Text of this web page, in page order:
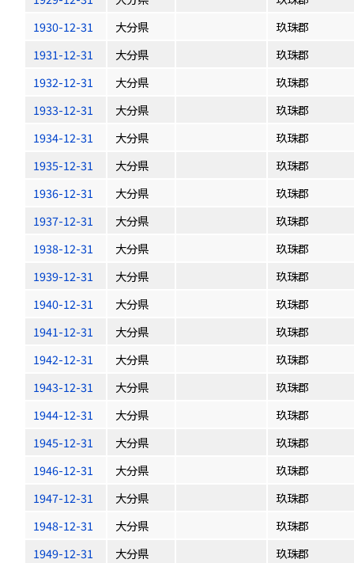
1930-12-31
大分県
玖珠郡
1931-12-31
大分県
玖珠郡
1932-12-31
大分県
玖珠郡
1933-12-31
大分県
玖珠郡
1934-12-31
大分県
玖珠郡
1935-12-31
大分県
玖珠郡
1936-12-31
大分県
玖珠郡
1937-12-31
大分県
玖珠郡
1938-12-31
大分県
玖珠郡
1939-12-31
大分県
玖珠郡
1940-12-31
大分県
玖珠郡
1941-12-31
大分県
玖珠郡
1942-12-31
大分県
玖珠郡
1943-12-31
大分県
玖珠郡
1944-12-31
大分県
玖珠郡
1945-12-31
大分県
玖珠郡
1946-12-31
大分県
玖珠郡
1947-12-31
大分県
玖珠郡
1948-12-31
大分県
玖珠郡
1949-12-31
大分県
玖珠郡